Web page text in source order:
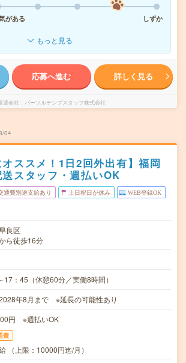
がある
しずか
もっと見る
応募へ進む 詳しく見る
遣会社 パーソルテンプスタッフ株式会社
04
オススメ！1日2回外出有】福岡
スタッフ・週払いOK
通費別途支給あり 土日祝日が休み WEB登録OK
良区
ら徒歩16分
17：45（休憩60分／実働8時間）
年8月まで ※延長の可能性あり
円 ※週払いOK
費
（上限：10000円迄/月）